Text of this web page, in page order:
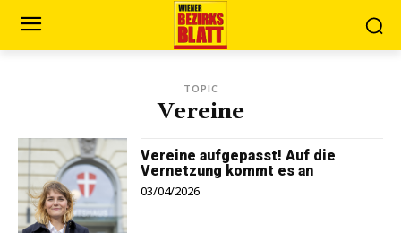
TOPIC
Vereine
Vereine aufgepasst! Auf die
Vernetzung kommt es an
03/04/2026